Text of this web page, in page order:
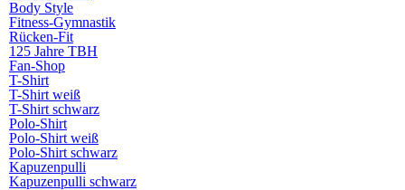
Body Style
Fitness-Gymnastik
Rücken-Fit
125 Jahre TBH
Fan-Shop
T-Shirt
T-Shirt weiß
T-Shirt schwarz
Polo-Shirt
Polo-Shirt weiß
Polo-Shirt schwarz
Kapuzenpulli
Kapuzenpulli schwarz